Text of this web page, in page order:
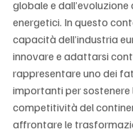
globale e
energetici. In questo
capacità dell’industria
innovare e adattarsi
rappresentare uno dei
importanti per sostenere
competitività del
affrontare le